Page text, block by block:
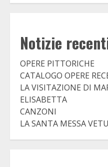
Notizie
OPERE PITTORICHE
CATALOGO OPERE
LA VISITAZIONE DI
ELISABETTA
CANZONI
LA SANTA MESSA